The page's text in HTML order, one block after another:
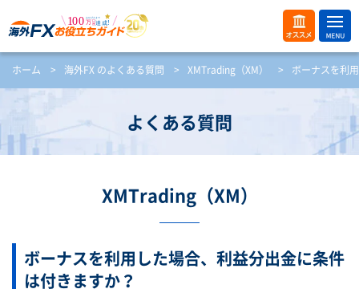
オス
スメ
ME
NU
開
ホーム > 海外FX のよくある質問 > XMTrading（XM） > ボーナスを利
よくある質問
XMTrading（XM）
ボーナスを利用した場合、利益分出金に条件
は付きますか？